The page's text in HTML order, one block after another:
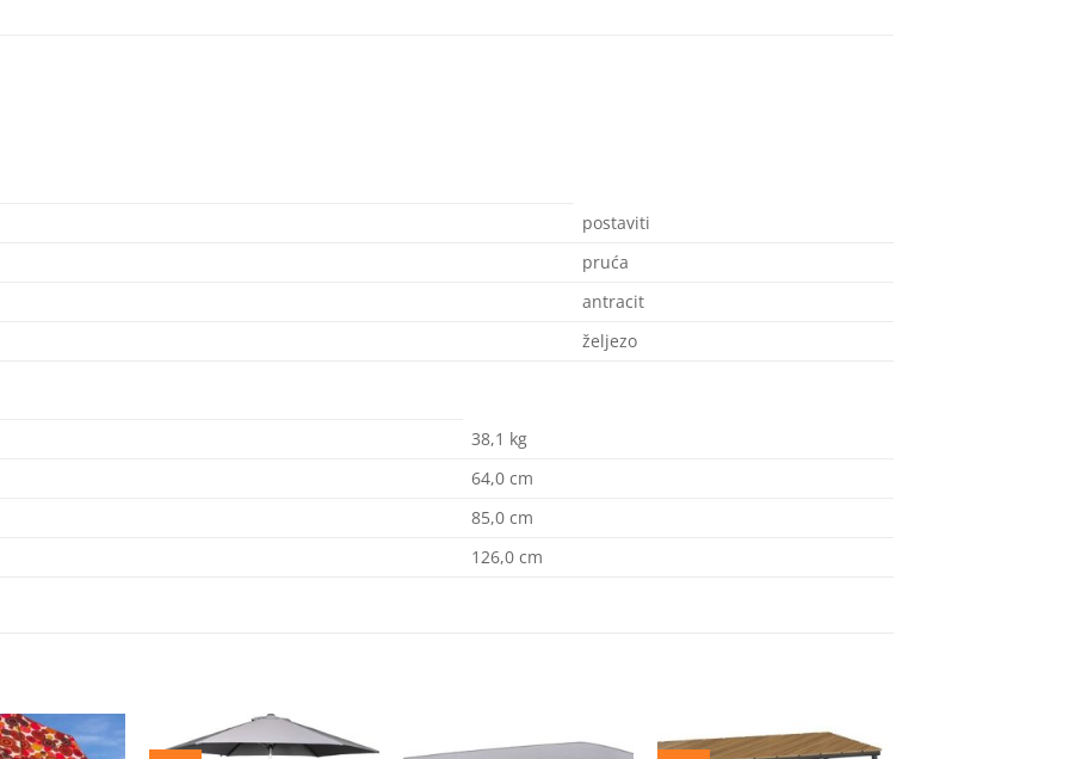
postaviti
pruća
antracit
željezo
38,1 kg
64,0 cm
85,0 cm
126,0 cm